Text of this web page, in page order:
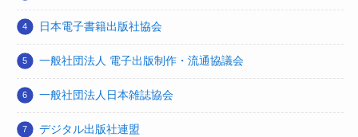
日本電子書籍出版社協会
一般社団法人 電子出版制作・流通協議会
一般社団法人日本雑誌協会
デジタル出版社連盟